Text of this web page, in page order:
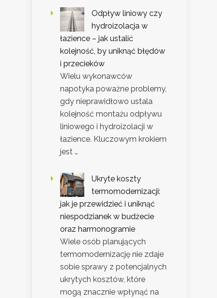
Odpływ liniowy czy
hydroizolacja w
łazience – jak ustalić
kolejność, by uniknąć błędów
i przecieków
Wielu wykonawców
napotyka poważne problemy,
gdy nieprawidłowo ustala
kolejność montażu odpływu
liniowego i hydroizolacji w
łazience. Kluczowym krokiem
jest …
Ukryte koszty
termomodernizacji:
jak je przewidzieć i uniknąć
niespodzianek w budżecie
oraz harmonogramie
Wiele osób planujących
termomodernizację nie zdaje
sobie sprawy z potencjalnych
ukrytych kosztów, które
mogą znacznie wpłynąć na